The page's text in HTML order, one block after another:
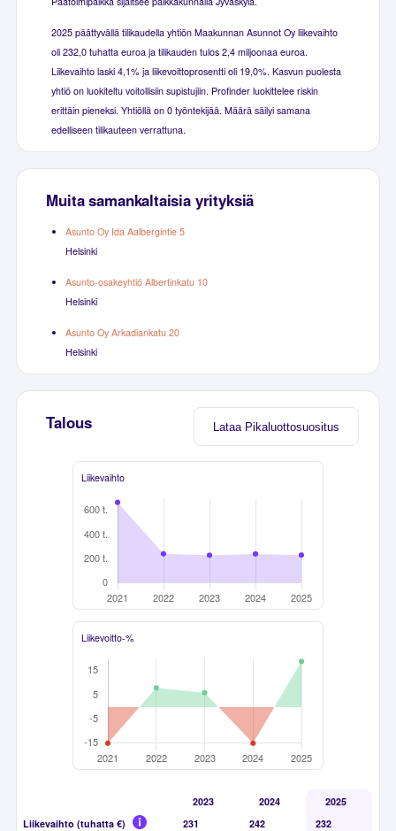
2025 päättyvällä tilikaudella yhtiön Maakunnan Asunnot Oy liikevaihto
oli 232,0 tuhatta euroa ja tilikauden tulos 2,4 miljoonaa euroa.
Liikevaihto laski 4,1% ja liikevoittoprosentti oli 19,0%. Kasvun puolesta
yhtiö on luokiteltu voitollisiin supistujiin. Profinder luokittelee riskin
erittäin pieneksi. Yhtiöllä on 0 työntekijää. Määrä säilyi samana
edelliseen tilikauteen verrattuna.
Muita samankaltaisia yrityksiä
Asunto Oy Ida Aalbergintie 5
Helsinki
Asunto-osakeyhtiö Albertinkatu 10
Helsinki
Asunto Oy Arkadiankatu 20
Helsinki
Lataa Pikaluottosuositus
Talous
Liikevaihto
Liikevoitto-%
2023 2024
2025
Liikevaihto (tuhatta €)
231 242
232